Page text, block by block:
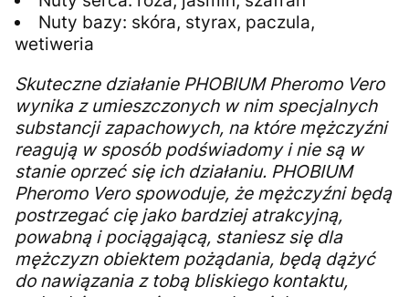
Nuty bazy: skóra, styrax, paczula,
wetiweria
Skuteczne działanie PHOBIUM Pheromo Vero
wynika z umieszczonych w nim specjalnych
substancji zapachowych, na które mężczyźni
reagują w sposób podświadomy i nie są w
stanie oprzeć się ich działaniu. PHOBIUM
Pheromo Vero spowoduje, że mężczyźni będą
postrzegać cię jako bardziej atrakcyjną,
powabną i pociągającą, staniesz się dla
mężczyzn obiektem pożądania, będą dążyć
do nawiązania z tobą bliskiego kontaktu,